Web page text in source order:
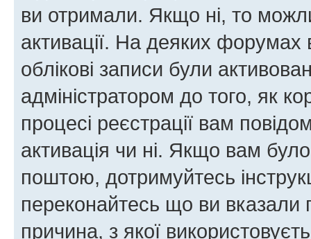
ви отримали. Якщо ні, то
активації. На деяких форумах
облікові записи були
адміністратором до того, як
процесі реєстрації вам
активація чи ні. Якщо вам
поштою, дотримуйтесь
переконайтесь що ви
причина, з якої